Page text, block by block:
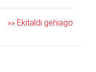
»» Ekitaldi gehiago